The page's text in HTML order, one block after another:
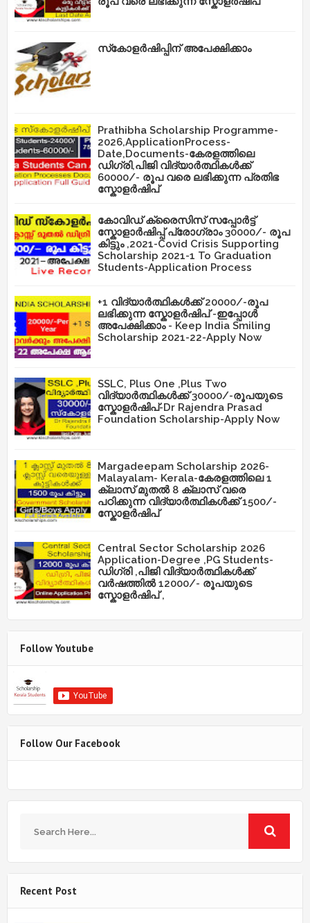
സ്‌കോളർഷിപ്പിന് അപേക്ഷിക്കാം
Prathibha Scholarship Programme-
2026,ApplicationProcess-
Date,Documents-കേരളത്തിലെ
ഡിഗ്രി,പിജി വിദ്യാർത്ഥികൾക്ക്
60000/- രൂപ വരെ ലഭിക്കുന്ന പ്രതിഭ
സ്കോളർഷിപ്
കോവിഡ് ക്രൈസിസ് സപ്പോർട്ട്
സ്കോളാർഷിപ്പ് പ്രോഗ്രാം 30000/- രൂപ
കിട്ടും ,2021-Covid Crisis Supporting
Scholarship 2021-1 To Graduation
Students-Application Process
+1 വിദ്യാർത്ഥികൾക്ക് 20000/-രൂപ
ലഭിക്കുന്ന സ്കോളർഷിപ് -ഇപ്പോൾ
അപേക്ഷിക്കാം - Keep India Smiling
Scholarship 2021-22-Apply Now
SSLC, Plus One ,Plus Two
വിദ്യാർത്ഥികൾക്ക് 30000/-രൂപയുടെ
സ്കോളർഷിപ്-Dr Rajendra Prasad
Foundation Scholarship-Apply Now
Margadeepam Scholarship 2026-
Malayalam- Kerala-കേരളത്തിലെ 1
ക്ലാസ് മുതൽ 8 ക്ലാസ് വരെ
പഠിക്കുന്ന വിദ്യാർത്ഥികൾക്ക് 1500/-
സ്കോളർഷിപ്
Central Sector Scholarship 2026
Application-Degree ,PG Students-
ഡിഗ്രി ,പിജി വിദ്യാർത്ഥികൾക്ക്
വർഷത്തിൽ 12000/- രൂപയുടെ
സ്കോളർഷിപ് ,
Follow Youtube
Follow Our Facebook
Recent Post